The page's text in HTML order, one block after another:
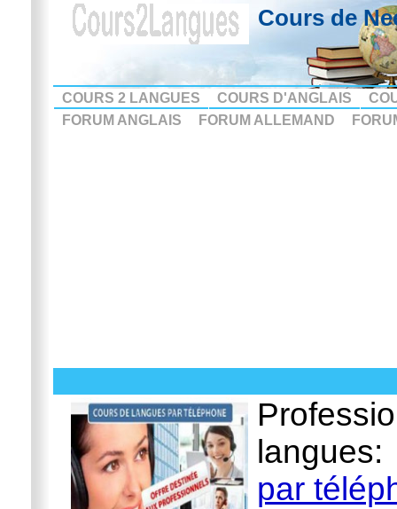
Cours de
COURS 2 LANGUES COURS D'ANGLAIS
FORUM ANGLAIS
FORUM ALLEMAND
par